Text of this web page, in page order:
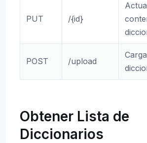
PUT /{id}
POST /upload
Obtener Lista de
Diccionarios